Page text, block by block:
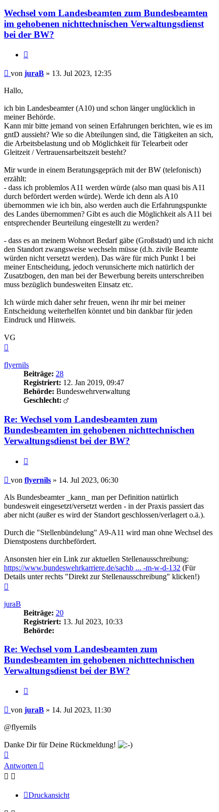
Wechsel vom Landesbeamten zum Bundesbeamten
im gehobenen nichttechnischen Verwaltungsdienst
bei der BW?
Beitrag
von juraB » 13. Jul 2023, 12:35
Hallo,
ich bin Landesbeamter (A10) und schon länger unglücklich in
meiner Behörde.
Kann mir bitte jemand von seinen Erfahrungen berichten, wie es im
gntD aussieht? Wie so die Abteilungen sind, die Tätigkeiten an sich,
die Arbeitsbelastung und ob Möglichkeit für Telearbeit oder
Gleitzeit / Vertrauensarbeitszeit besteht?
Mir wurde in einem Beratungsgepräch mit der BW (telefonisch)
erzählt:
- dass ich problemlos A11 werden würde (also man quasi bis A11
durch befördert werden würde). Werde ich denn als A10
übernommen wie ich bin, also werden auch die Erfahrungspunkte
des Landes übernommen? Gibt es auch die Möglichkeit als A11 bei
entsprechender Beurteilung eingestellt zu werden?
- dass es an meinem Wohnort Bedarf gäbe (Großstadt) und ich nicht
den Standort zwangsweise wechseln müsse (d.h. zivile Beamte
würden nicht versetzt werden). Das wäre für mich Punkt 1 bei
meiner Entscheidung, jedoch verunsicherte mich natürlich der
Zusatzbogen, den man bei der Bewerbung bereits unterschreiben
muss bezüglich bundesweiten Einsatz etc.
Ich würde mich daher sehr freuen, wenn ihr mir bei meiner
Entscheidung weiterhelfen könntet und bin dankbar für jeden
Eindruck und Hinweis.
VG
flyernils
Beiträge: 28
Registriert: 12. Jan 2019, 09:47
Behörde: Bundeswehrverwaltung
Geschlecht:
Re: Wechsel vom Landesbeamten zum
Bundesbeamten im gehobenen nichttechnischen
Verwaltungsdienst bei der BW?
Beitrag
von flyernils » 14. Jul 2023, 06:30
Als Bundesbeamter _kann_ man per Definition natürlich
bundesweit eingesetzt/versetzt werden - in der Praxis passiert das
aber nicht (außer es wird der Standort geschlossen/verlagert o.ä.).
Durch die "Stellenbündelung" A9-A11 wird man ohne Wechsel des
Dienstpostens durchbefördert.
Ansonsten hier ein Link zur aktuellen Stellenausschreibung:
https://www.bundeswehrkarriere.de/sachb ... -m-w-d-132 (Für
Details unter rechts "Direkt zur Stellenausschreibung" klicken!)
juraB
Beiträge: 20
Registriert: 13. Jul 2023, 10:33
Behörde:
Re: Wechsel vom Landesbeamten zum
Bundesbeamten im gehobenen nichttechnischen
Verwaltungsdienst bei der BW?
Beitrag
von juraB » 14. Jul 2023, 11:30
@flyernils
Danke Dir für Deine Rückmeldung!
oben
Antworten
Druckansicht